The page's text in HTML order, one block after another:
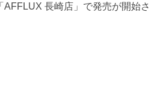
AFFLUX 長崎店」で発売が開始さ